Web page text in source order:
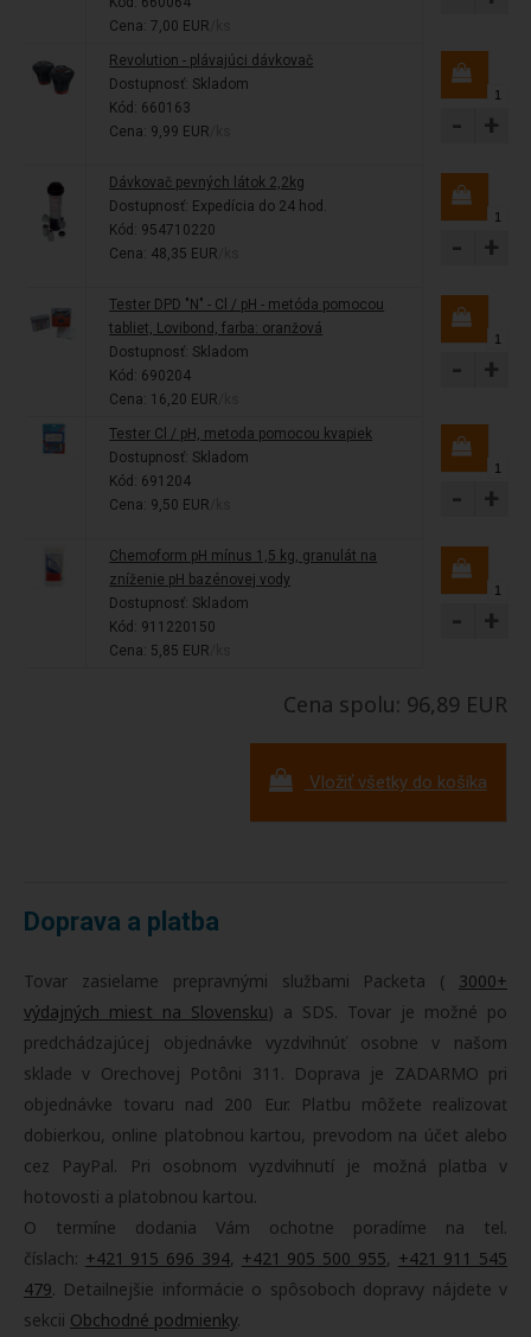
Cena: 7,00 EUR
Revolution - plávajúci dávkovač
Dostupnosť: Skladom
Kód: 660163
Cena: 9,99 EUR
- +
Dávkovač pevných látok 2,2kg
Dostupnosť: Expedícia do 24 hod.
Kód: 954710220
Cena: 48,35 EUR
- +
Tester DPD "N" - Cl / pH - metóda pomocou
tabliet, Lovibond, farba: oranžová
Dostupnosť: Skladom
Kód: 690204
Cena: 16,20 EUR
- +
Tester Cl / pH, metoda pomocou kvapiek
Dostupnosť: Skladom
Kód: 691204
Cena: 9,50 EUR
- +
Chemoform pH mínus 1,5 kg, granulát na
zníženie pH bazénovej vody
Dostupnosť: Skladom
Kód: 911220150
Cena: 5,85 EUR
- +
Cena spolu: 96,89 EUR
Vložiť všetky do košíka
Doprava a platba
Tovar zasielame prepravnými službami Packeta ( 3000+
výdajných miest na Slovensku) a SDS. Tovar je možné po
predchádzajúcej objednávke vyzdvihnúť osobne v našom
sklade v Orechovej Potôni 311. Doprava je ZADARMO pri
objednávke tovaru nad 200 Eur. Platbu môžete realizovať
dobierkou, online platobnou kartou, prevodom na účet alebo
cez PayPal. Pri osobnom vyzdvihnutí je možná platba v
hotovosti a platobnou kartou.
O termíne dodania Vám ochotne poradíme na tel.
číslach: +421 915 696 394, +421 905 500 955, +421 911 545
479. Detailnejšie informácie o spôsoboch dopravy nájdete v
sekcii Obchodné podmienky.